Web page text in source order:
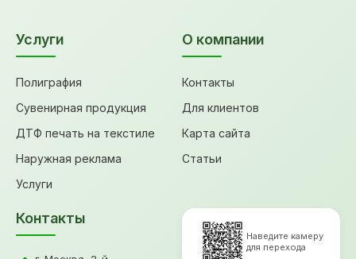
Услуги
Полиграфия
Сувенирная продукция
ДТФ печать на текстиле
Наружная реклама
Услуги
О компании
Контакты
Для клиентов
Карта сайта
Статьи
Контакты
Наведите камеру
для перехода